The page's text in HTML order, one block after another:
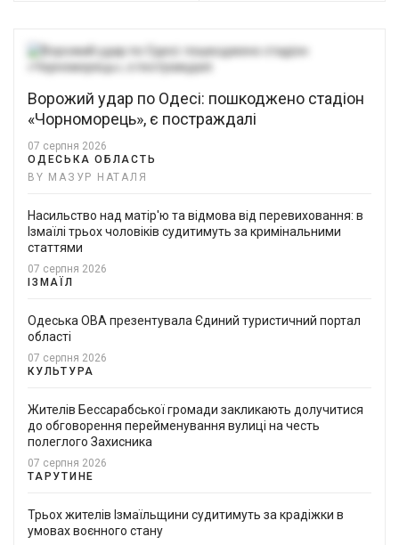
Ворожий удар по Одесі: пошкоджено стадіон
«Чорноморець», є постраждалі
07 серпня 2026
ОДЕСЬКА ОБЛАСТЬ
BY МАЗУР НАТАЛЯ
Насильство над матір'ю та відмова від перевиховання: в
Ізмаїлі трьох чоловіків судитимуть за кримінальними
статтями
07 серпня 2026
ІЗМАЇЛ
Одеська ОВА презентувала Єдиний туристичний портал
області
07 серпня 2026
КУЛЬТУРА
Жителів Бессарабської громади закликають долучитися
до обговорення перейменування вулиці на честь
полеглого Захисника
07 серпня 2026
ТАРУТИНЕ
Трьох жителів Ізмаїльщини судитимуть за крадіжки в
умовах воєнного стану